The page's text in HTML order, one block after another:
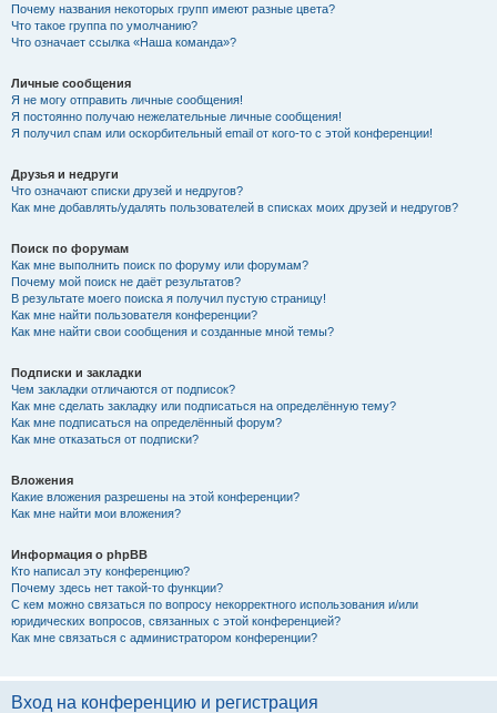
Почему названия некоторых групп имеют разные цвета?
Что такое группа по умолчанию?
Что означает ссылка «Наша команда»?
Личные сообщения
Я не могу отправить личные сообщения!
Я постоянно получаю нежелательные личные сообщения!
Я получил спам или оскорбительный email от кого-то с этой конференции!
Друзья и недруги
Что означают списки друзей и недругов?
Как мне добавлять/удалять пользователей в списках моих друзей и недругов?
Поиск по форумам
Как мне выполнить поиск по форуму или форумам?
Почему мой поиск не даёт результатов?
В результате моего поиска я получил пустую страницу!
Как мне найти пользователя конференции?
Как мне найти свои сообщения и созданные мной темы?
Подписки и закладки
Чем закладки отличаются от подписок?
Как мне сделать закладку или подписаться на определённую тему?
Как мне подписаться на определённый форум?
Как мне отказаться от подписки?
Вложения
Какие вложения разрешены на этой конференции?
Как мне найти мои вложения?
Информация о phpBB
Кто написал эту конференцию?
Почему здесь нет такой-то функции?
С кем можно связаться по вопросу некорректного использования и/или
юридических вопросов, связанных с этой конференцией?
Как мне связаться с администратором конференции?
Вход на конференцию и регистрация